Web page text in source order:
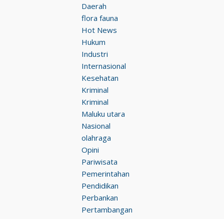
Daerah
flora fauna
Hot News
Hukum
Industri
Internasional
Kesehatan
Kriminal
Kriminal
Maluku utara
Nasional
olahraga
Opini
Pariwisata
Pemerintahan
Pendidikan
Perbankan
Pertambangan